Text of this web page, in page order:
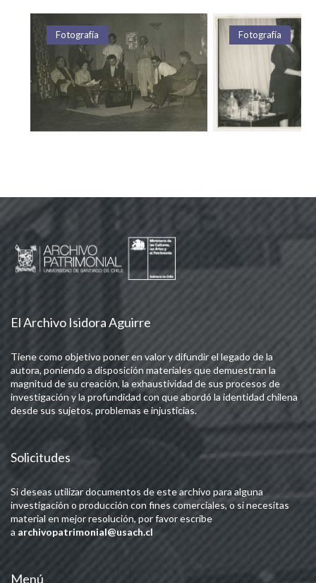
Fotografía
Fotografía
Fotografía Fotografía
El Archivo Isidora Aguirre
Tiene como objetivo poner en valor y difundir el legado de la
autora, poniendo a disposición materiales que demuestran la
magnitud de su creación, la exhaustividad de sus procesos de
investigación y la profundidad con que abordó la identidad chilena
desde sus sujetos, problemas e injusticias.
Solicitudes
Si deseas utilizar documentos de este archivo para alguna
investigación o producción con fines comerciales, o si necesitas
material en mejor resolución, por favor escribe
a archivopatrimonial@usach.cl
Menú